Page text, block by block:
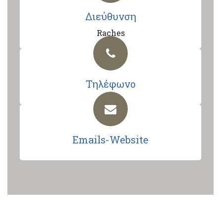
Διεύθυνση
Raches
Τηλέφωνο
Emails-Website